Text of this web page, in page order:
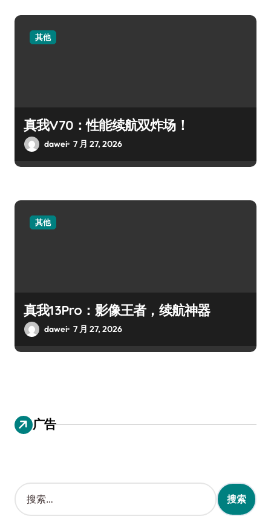
其他
真我V70：性能续航双炸场！
dawei 7 月 27, 2026
其他
真我13Pro：影像王者，续航神器
dawei 7 月 27, 2026
广告
搜
索
：